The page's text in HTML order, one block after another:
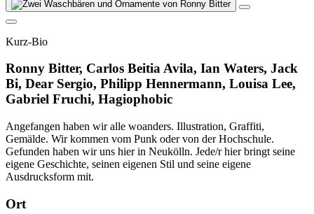
Kurz-Bio
Ronny Bitter, Carlos Beitia Avila, Ian Waters, Jack
Bi, Dear Sergio, Philipp Hennermann, Louisa Lee,
Gabriel Fruchi, Hagiophobic
Angefangen haben wir alle woanders. Illustration, Graffiti,
Gemälde. Wir kommen vom Punk oder von der Hochschule.
Gefunden haben wir uns hier in Neukölln. Jede/r hier bringt seine
eigene Geschichte, seinen eigenen Stil und seine eigene
Ausdrucksform mit.
Ort